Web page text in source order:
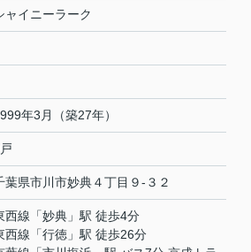
ャイニーラーク
年3月（築27年）
葉県市川市妙典４丁目９-３２
西線 「妙典 」駅 徒歩4分
西線 「行徳 」駅 徒歩26分